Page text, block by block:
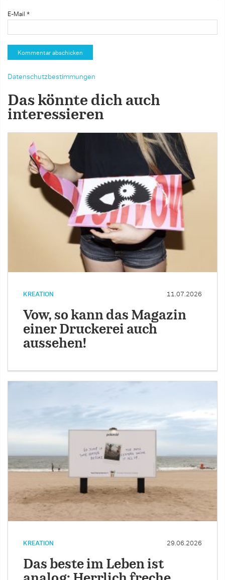
E-Mail *
Datenschutzbestimmungen
Das könnte dich auch
interessieren
KREATION 11.07.2026
Vow, so kann das Magazin
einer Druckerei auch
aussehen!
KREATION 29.06.2026
Das beste im Leben ist